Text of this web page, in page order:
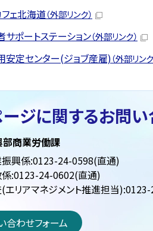
ェ北海道（外部リンク）
ポートステーション（外部リンク）
安定センター(ジョブ産雇)（外部リンク
ジに関するお問
商業労働課
興係:0123-24-0598(直通)
:0123-24-0602(直通)
エリアマネジメント推進担当
合わせフォーム